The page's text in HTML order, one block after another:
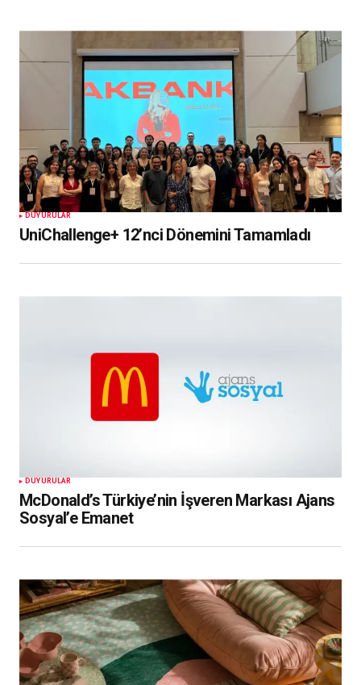
DUYURULAR
UniChallenge+ 12’nci Dönemini Tamamladı
DUYURULAR
McDonald’s Türkiye’nin İşveren Markası Ajans
Sosyal’e Emanet